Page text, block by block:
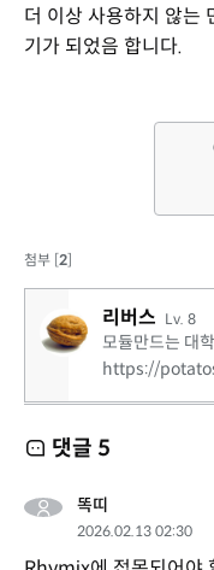
더 이상 사용하지 않는
기가 되었음 합니다.
첨부 [2]
리버스 Lv. 8
모듈만드는 대
https://
댓글 5
똑띠
2026.02.13 02:30